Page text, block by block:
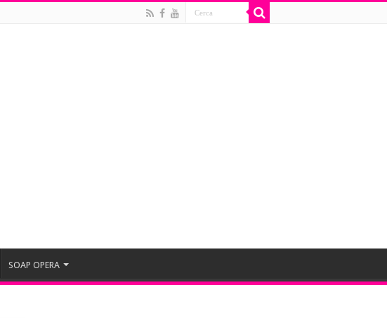
SOAP OPERA